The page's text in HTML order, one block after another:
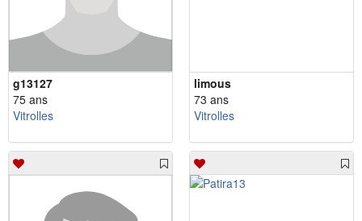
g13127
75 ans
Vitrolles
limous
73 ans
Vitrolles